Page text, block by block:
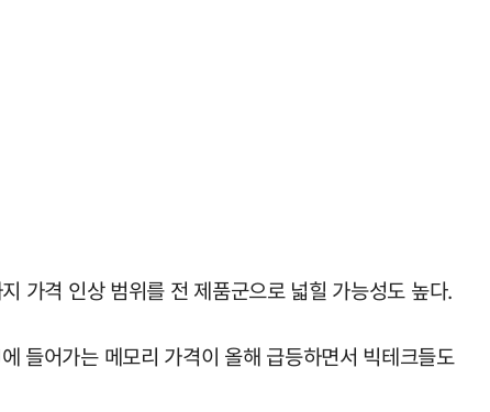
가격 인상 범위를 전 제품군으로 넓힐 가능성도 높다.
들어가는 메모리 가격이 올해 급등하면서 빅테크들도